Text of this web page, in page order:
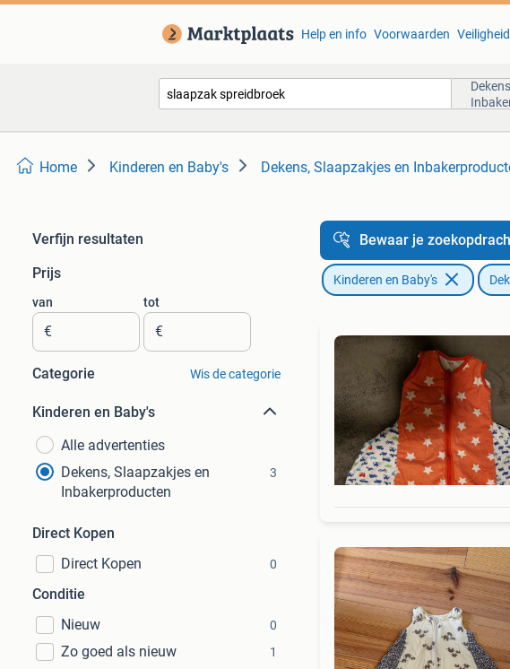
Help en info Voorwaarden
Home Kinderen en Baby's Dekens, Slaapzakjes en
Verfijn resultaten
Prijs
van
€
tot
€
Categorie Wis de categorie
Kinderen en Baby's
Alle advertenties
Dekens, Slaapzakjes en
Inbakerproducten
3
Direct Kopen
Direct Kopen
0
Conditie
Nieuw
0
Zo goed als nieuw 1
Bewaar je
Kinderen en Baby's